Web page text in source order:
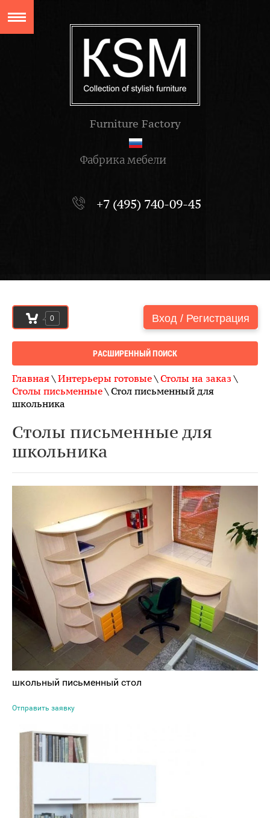
Furniture Factory
Фабрика мебели
+7 (495) 740-09-45
0 Вход / Регистрация
РАСШИРЕННЫЙ ПОИСК
Главная\ Интерьеры готовые\ Столы на заказ \
Столы письменные\ Стол письменный для
школьника
Столы письменные для
школьника
школьный письменный стол
Отправить заявку